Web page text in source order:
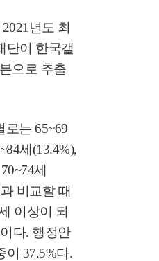
2021 년도 최
단이 한국갤
으로 추출
로는 65~69
세 (13.4%),
세
비교할 때
이상이 되
다. 행정안
이 37.5%다.